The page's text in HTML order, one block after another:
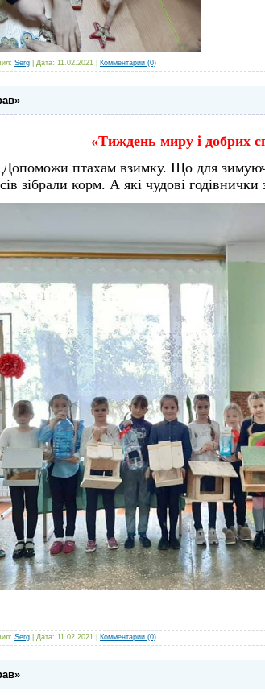
Serg | Дата: 11.02.2021 Комментарии (0)
«Тиждень миру і добрих
Допоможи птахам взимку. Що для
зібрали корм. А які чудові
Serg | Дата: 11.02.2021 Комментарии (0)